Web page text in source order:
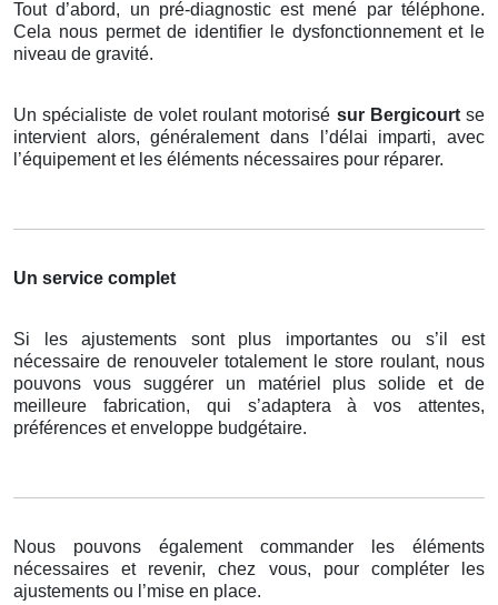
Tout d’abord, un pré-diagnostic est mené par téléphone.
Cela nous permet de identifier le dysfonctionnement et le
niveau de gravité.
Un spécialiste de volet roulant motorisé sur Bergicourt se
intervient alors, généralement dans l’délai imparti, avec
l’équipement et les éléments nécessaires pour réparer.
Un service complet
Si les ajustements sont plus importantes ou s’il est
nécessaire de renouveler totalement le store roulant, nous
pouvons vous suggérer un matériel plus solide et de
meilleure fabrication, qui s’adaptera à vos attentes,
préférences et enveloppe budgétaire.
Nous pouvons également commander les éléments
nécessaires et revenir, chez vous, pour compléter les
ajustements ou l’mise en place.